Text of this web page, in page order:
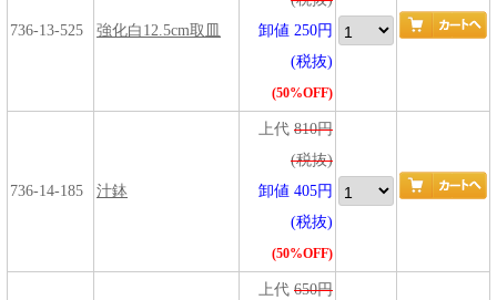
736-13-525 強化白12.5cm取皿
卸値 250円
(税抜)
(50%OFF)
736-14-185 汁鉢
上代 810円
(税抜)
卸値 405円
(税抜)
(50%OFF)
上代 650円